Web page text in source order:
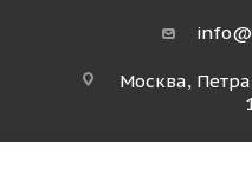
Москва,